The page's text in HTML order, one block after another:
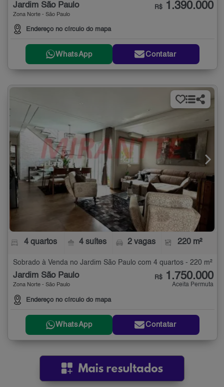
Jardim São Paulo
Zona Norte - São Paulo
Endereço no círculo do mapa
R$ 1.390.000
WhatsApp Contatar
4 quartos 4 suítes 2 vagas 220 m²
Sobrado à Venda no Jardim São Paulo com 4 quartos - 220 m²
Jardim São Paulo
Zona Norte - São Paulo
Endereço no círculo do mapa
R$ 1.750.000
Aceita Permuta
WhatsApp Contatar